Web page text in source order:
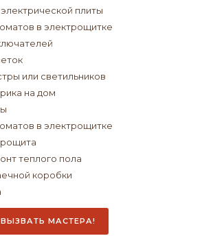
плиты
в электрощитке
или светильников
на дом
в электрощитке
теплого пола
коробки
ВЫЗВАТЬ МАСТЕРА!